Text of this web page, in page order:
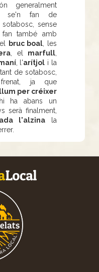
generalment
se'n fan de
sotabosc, sense
també amb
el bruc boal , les
, el marfull
, l'arítjol i la
de sotabosc,
ja que
per créixer
ha abans un
serà finalment,
l'alzina la